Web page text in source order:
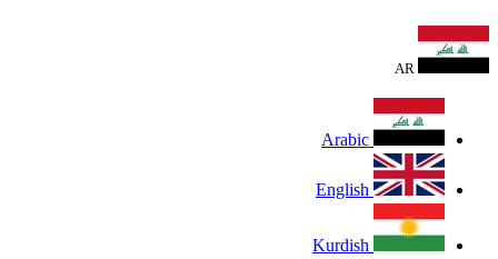
AR
Arabic
English
Kurdish